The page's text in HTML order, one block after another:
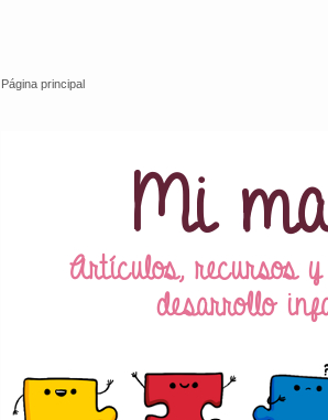
Página principal